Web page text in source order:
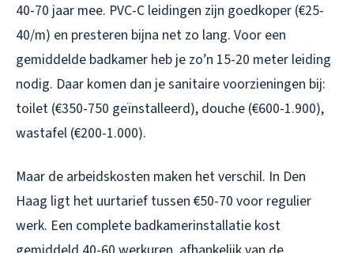
40-70 jaar mee. PVC-C leidingen zijn goedkoper (€25-
40/m) en presteren bijna net zo lang. Voor een
gemiddelde badkamer heb je zo’n 15-20 meter leiding
nodig. Daar komen dan je sanitaire voorzieningen bij:
toilet (€350-750 geïnstalleerd), douche (€600-1.900),
wastafel (€200-1.000).
Maar de arbeidskosten maken het verschil. In Den
Haag ligt het uurtarief tussen €50-70 voor regulier
werk. Een complete badkamerinstallatie kost